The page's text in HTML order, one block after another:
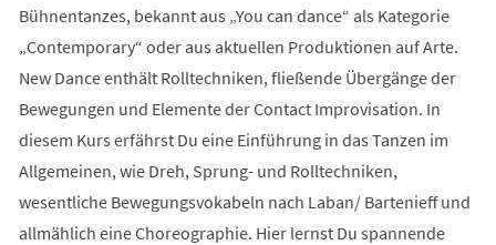
Bühnentanzes, bekannt aus „You can dance“ als Kategorie
„Contemporary“ oder aus aktuellen Produktionen auf Arte.
New Dance enthält Rolltechniken, fließende Übergänge der
Bewegungen und Elemente der Contact Improvisation. In
diesem Kurs erfährst Du eine Einführung in das Tanzen im
Allgemeinen, wie Dreh, Sprung- und Rolltechniken,
wesentliche Bewegungsvokabeln nach Laban/ Bartenieff und
allmählich eine Choreographie. Hier lernst Du spannende